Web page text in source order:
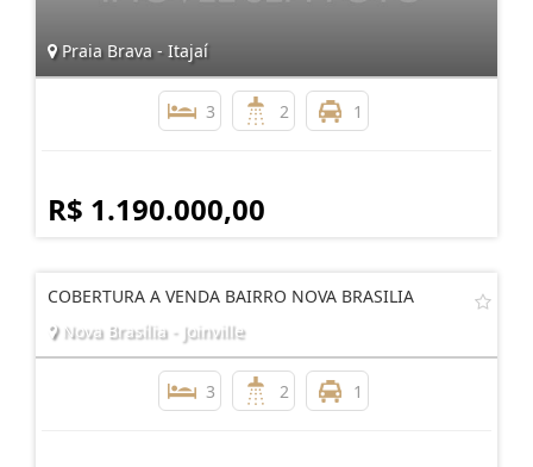
Praia Brava - Itajaí
3 2 1
R$ 1.190.000,00
COBERTURA A VENDA BAIRRO NOVA BRASILIA
Nova Brasília - Joinville
3 2 1